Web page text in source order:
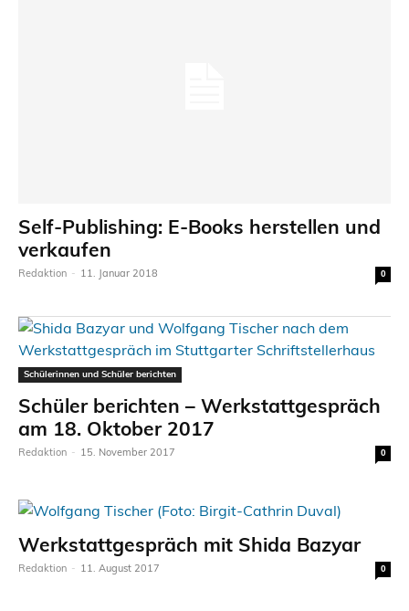
Self-Publishing: E-Books herstellen und
verkaufen
Redaktion - 11. Januar 2018 0
Schülerinnen und Schüler berichten
Schüler berichten – Werkstattgespräch
am 18. Oktober 2017
Redaktion - 15. November 2017 0
Werkstattgespräch mit Shida Bazyar
Redaktion - 11. August 2017 0